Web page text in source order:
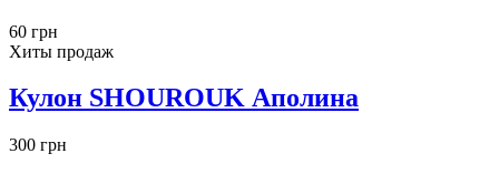
60 грн
Хиты продаж
Кулон SHOUROUK Аполина
300 грн